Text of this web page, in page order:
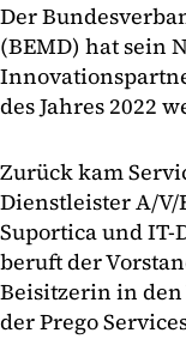
Der
(BEMD) hat sein
des Jahres 2022
Zurück kam
Dienstleister A/
Suportica und
beruft der
Beisitzerin in den
der Prego